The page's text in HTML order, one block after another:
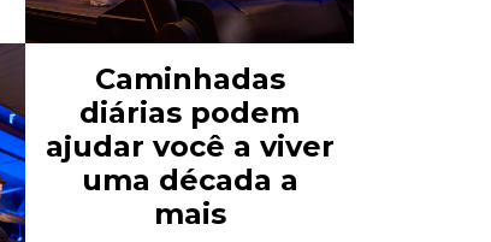
Caminhadas
diárias podem
ajudar você a viver
uma década a
mais